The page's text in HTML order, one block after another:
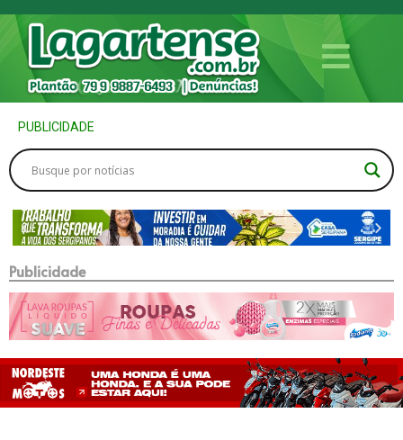
PUBLICIDADE
Publicidade